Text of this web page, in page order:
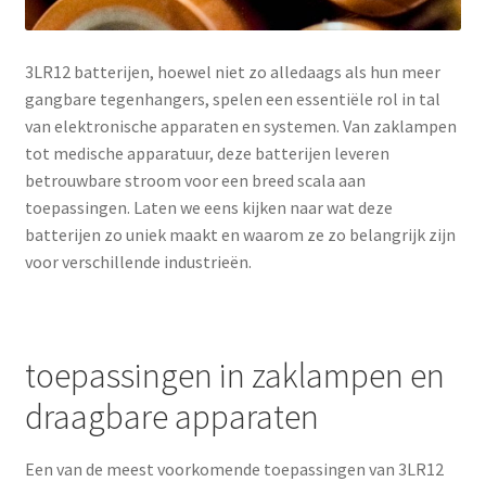
3LR12 batterijen, hoewel niet zo alledaags als hun meer
gangbare tegenhangers, spelen een essentiële rol in tal
van elektronische apparaten en systemen. Van zaklampen
tot medische apparatuur, deze batterijen leveren
betrouwbare stroom voor een breed scala aan
toepassingen. Laten we eens kijken naar wat deze
batterijen zo uniek maakt en waarom ze zo belangrijk zijn
voor verschillende industrieën.
toepassingen in zaklampen en
draagbare apparaten
Een van de meest voorkomende toepassingen van 3LR12